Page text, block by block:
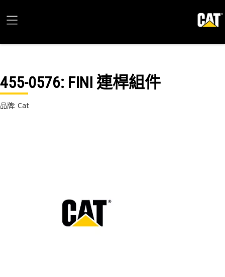
455-0576: FINI 連桿組件
品牌: Cat